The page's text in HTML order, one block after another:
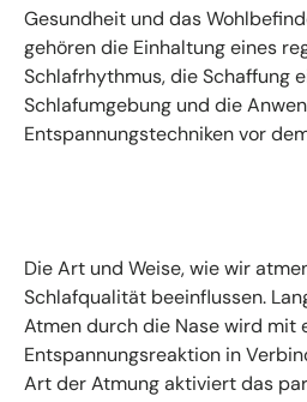
Gesundheit und das
gehören die Einhaltung eines
Schlafrhythmus, die Schaffung
Schlafumgebung und die
Entspannungstechniken vor
Die Art und Weise, wie wir
Schlafqualität beeinflussen.
Atmen durch die Nase wird mit
Entspannungsreaktion in
Art der Atmung aktiviert das